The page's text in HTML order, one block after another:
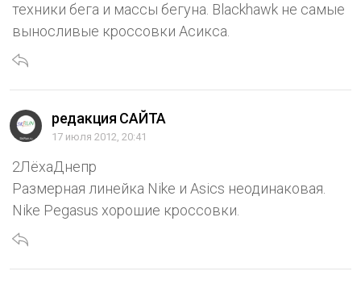
техники бега и массы бегуна. Blackhawk не самые
выносливые кроссовки Асикса.
редакция САЙТА
17 июля 2012, 20:41
2ЛёхаДнепр
Размерная линейка Nike и Asics неодинаковая.
Nike Pegasus хорошие кроссовки.